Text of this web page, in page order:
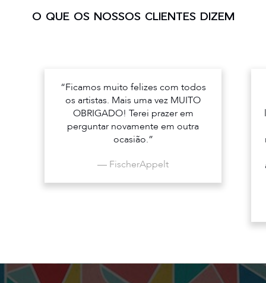
O QUE OS NOSSOS CLIENTES DIZEM
“Ficamos muito felizes com todos
os artistas. Mais uma vez MUITO
OBRIGADO! Terei prazer em
perguntar novamente em outra
ocasião.”
— FischerAppelt